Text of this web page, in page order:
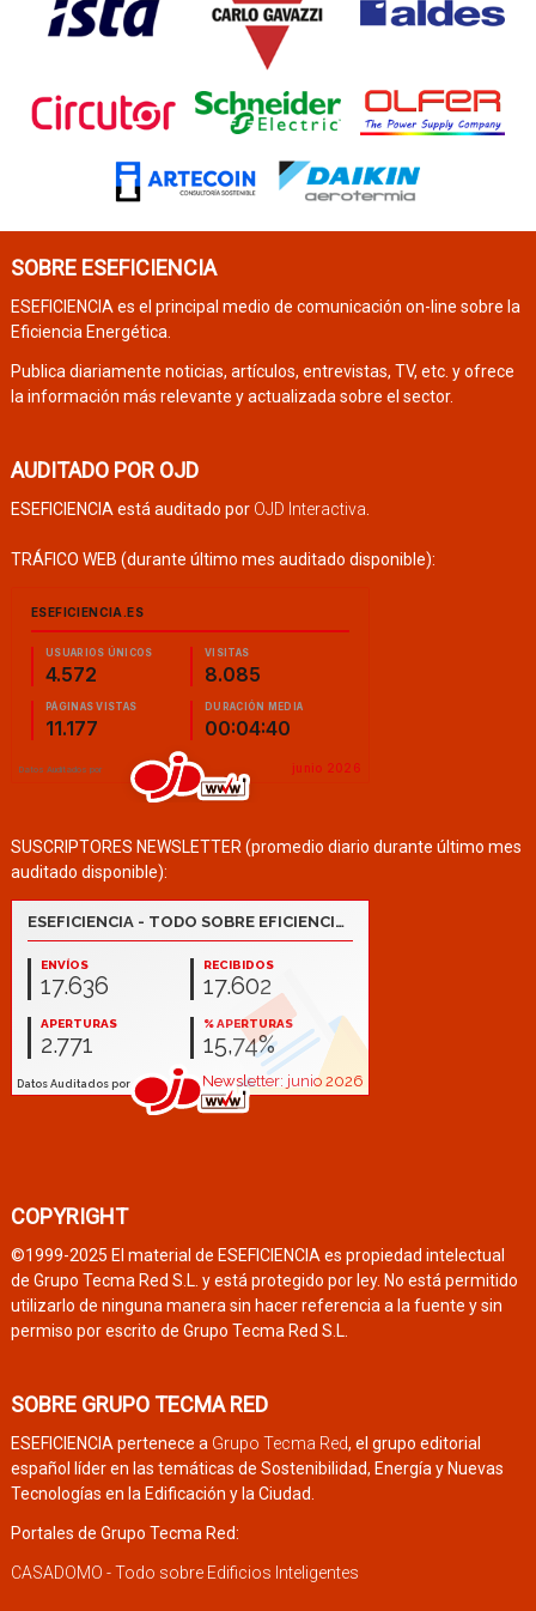
SOBRE ESEFICIENCIA
ESEFICIENCIA es el principal medio de comunicación on-line sobre la
Eficiencia Energética.
Publica diariamente noticias, artículos, entrevistas, TV, etc. y ofrece
la información más relevante y actualizada sobre el sector.
AUDITADO POR OJD
ESEFICIENCIA está auditado por OJD Interactiva
TRÁFICO WEB (durante último mes auditado disponible):
SUSCRIPTORES NEWSLETTER (promedio diario durante último mes
auditado disponible):
COPYRIGHT
©1999-2025 El material de ESEFICIENCIA es propiedad intelectual
de Grupo Tecma Red S.L. y está protegido por ley. No está permitido
utilizarlo de ninguna manera sin hacer referencia a la fuente y sin
permiso por escrito de Grupo Tecma Red S.L.
SOBRE GRUPO TECMA RED
ESEFICIENCIA pertenece a Grupo Tecma Red, el grupo editorial
español líder en las temáticas de Sostenibilidad, Energía y Nuevas
Tecnologías en la Edificación y la Ciudad.
Portales de Grupo Tecma Red:
CASADOMO - Todo sobre Edificios Inteligentes